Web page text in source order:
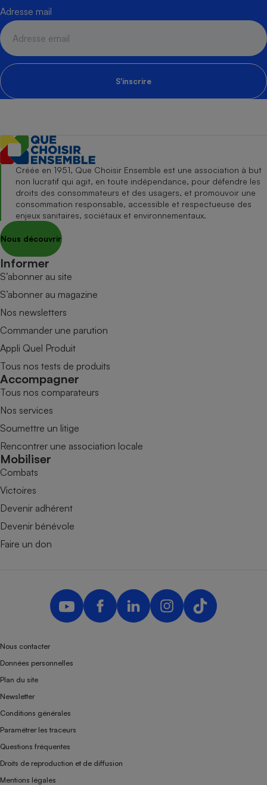
Adresse mail
S'inscrire
Créée en 1951, Que Choisir Ensemble est une association à but
non lucratif qui agit, en toute indépendance, pour défendre les
droits des consommateurs et des usagers, et promouvoir une
consommation responsable, accessible et respectueuse des
enjeux sanitaires, sociétaux et environnementaux.
Nous découvrir
Informer
S’abonner au site
S’abonner au magazine
Nos newsletters
Commander une parution
Appli Quel Produit
Tous nos tests de produits
Accompagner
Tous nos comparateurs
Nos services
Soumettre un litige
Rencontrer une association locale
Mobiliser
Combats
Victoires
Devenir adhérent
Devenir bénévole
Faire un don
Nous contacter
Données personnelles
Plan du site
Newsletter
Conditions générales
Paramétrer les traceurs
Questions fréquentes
Droits de reproduction et de diffusion
Mentions légales